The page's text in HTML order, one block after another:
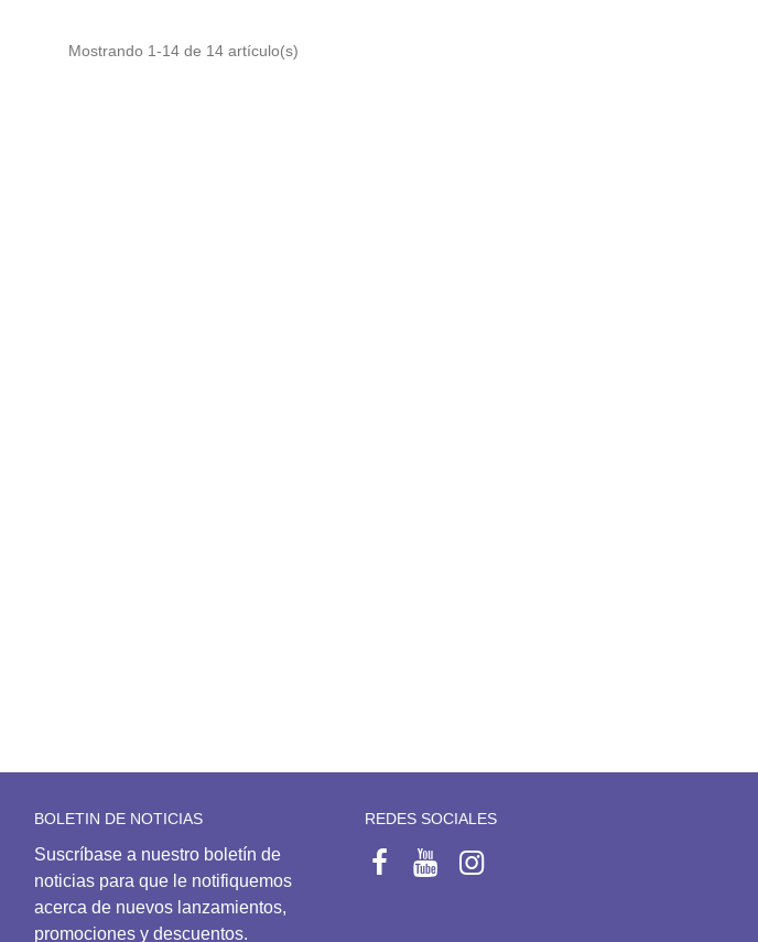
Mostrando 1-14 de 14 artículo(s)
REDES SOCIALES
BOLETIN DE NOTICIAS
Suscríbase a nuestro boletín de
noticias para que le notifiquemos
acerca de nuevos lanzamientos,
promociones y descuentos.